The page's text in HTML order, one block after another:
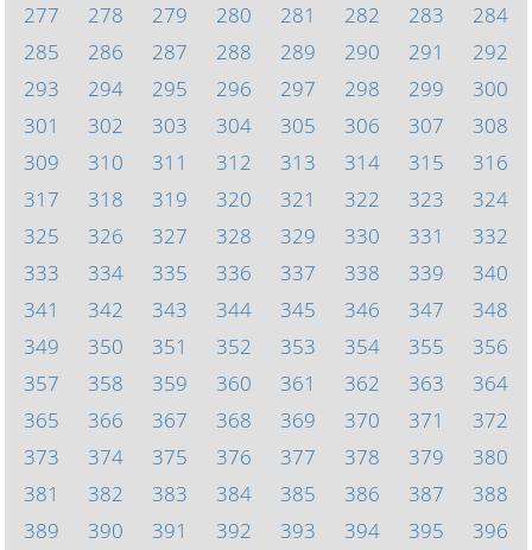
277
278 279 280 281 282 283
284
285
286 287 288 289 290 291
292
293
294 295 296 297 298 299
300
301
302 303 304 305 306 307
308
309
310 311 312 313 314 315
316
317
318 319 320 321 322 323
324
325
326 327 328 329 330 331
332
333
334 335 336 337 338 339
340
341
342 343 344 345 346 347
348
349
350 351 352 353 354 355
356
357
358 359 360 361 362 363
364
365
366 367 368 369 370 371
372
373
374 375 376 377 378 379
380
381
382 383 384 385 386 387
388
389
390 391 392 393 394 395 396